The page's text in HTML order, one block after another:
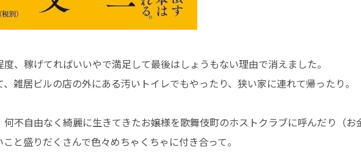
、稼げてればいいやで満足して最後はしょうもない理由で消えました。
雑居ビルの店の外にある汚いトイレでもやったり、狭い家に連れて帰ったり。
不自由なく綺麗に生きてきたお嬢様を歌舞伎町のホストクラブに呼んだり（
と盛りだくさんで色々めちゃくちゃに付き合って。